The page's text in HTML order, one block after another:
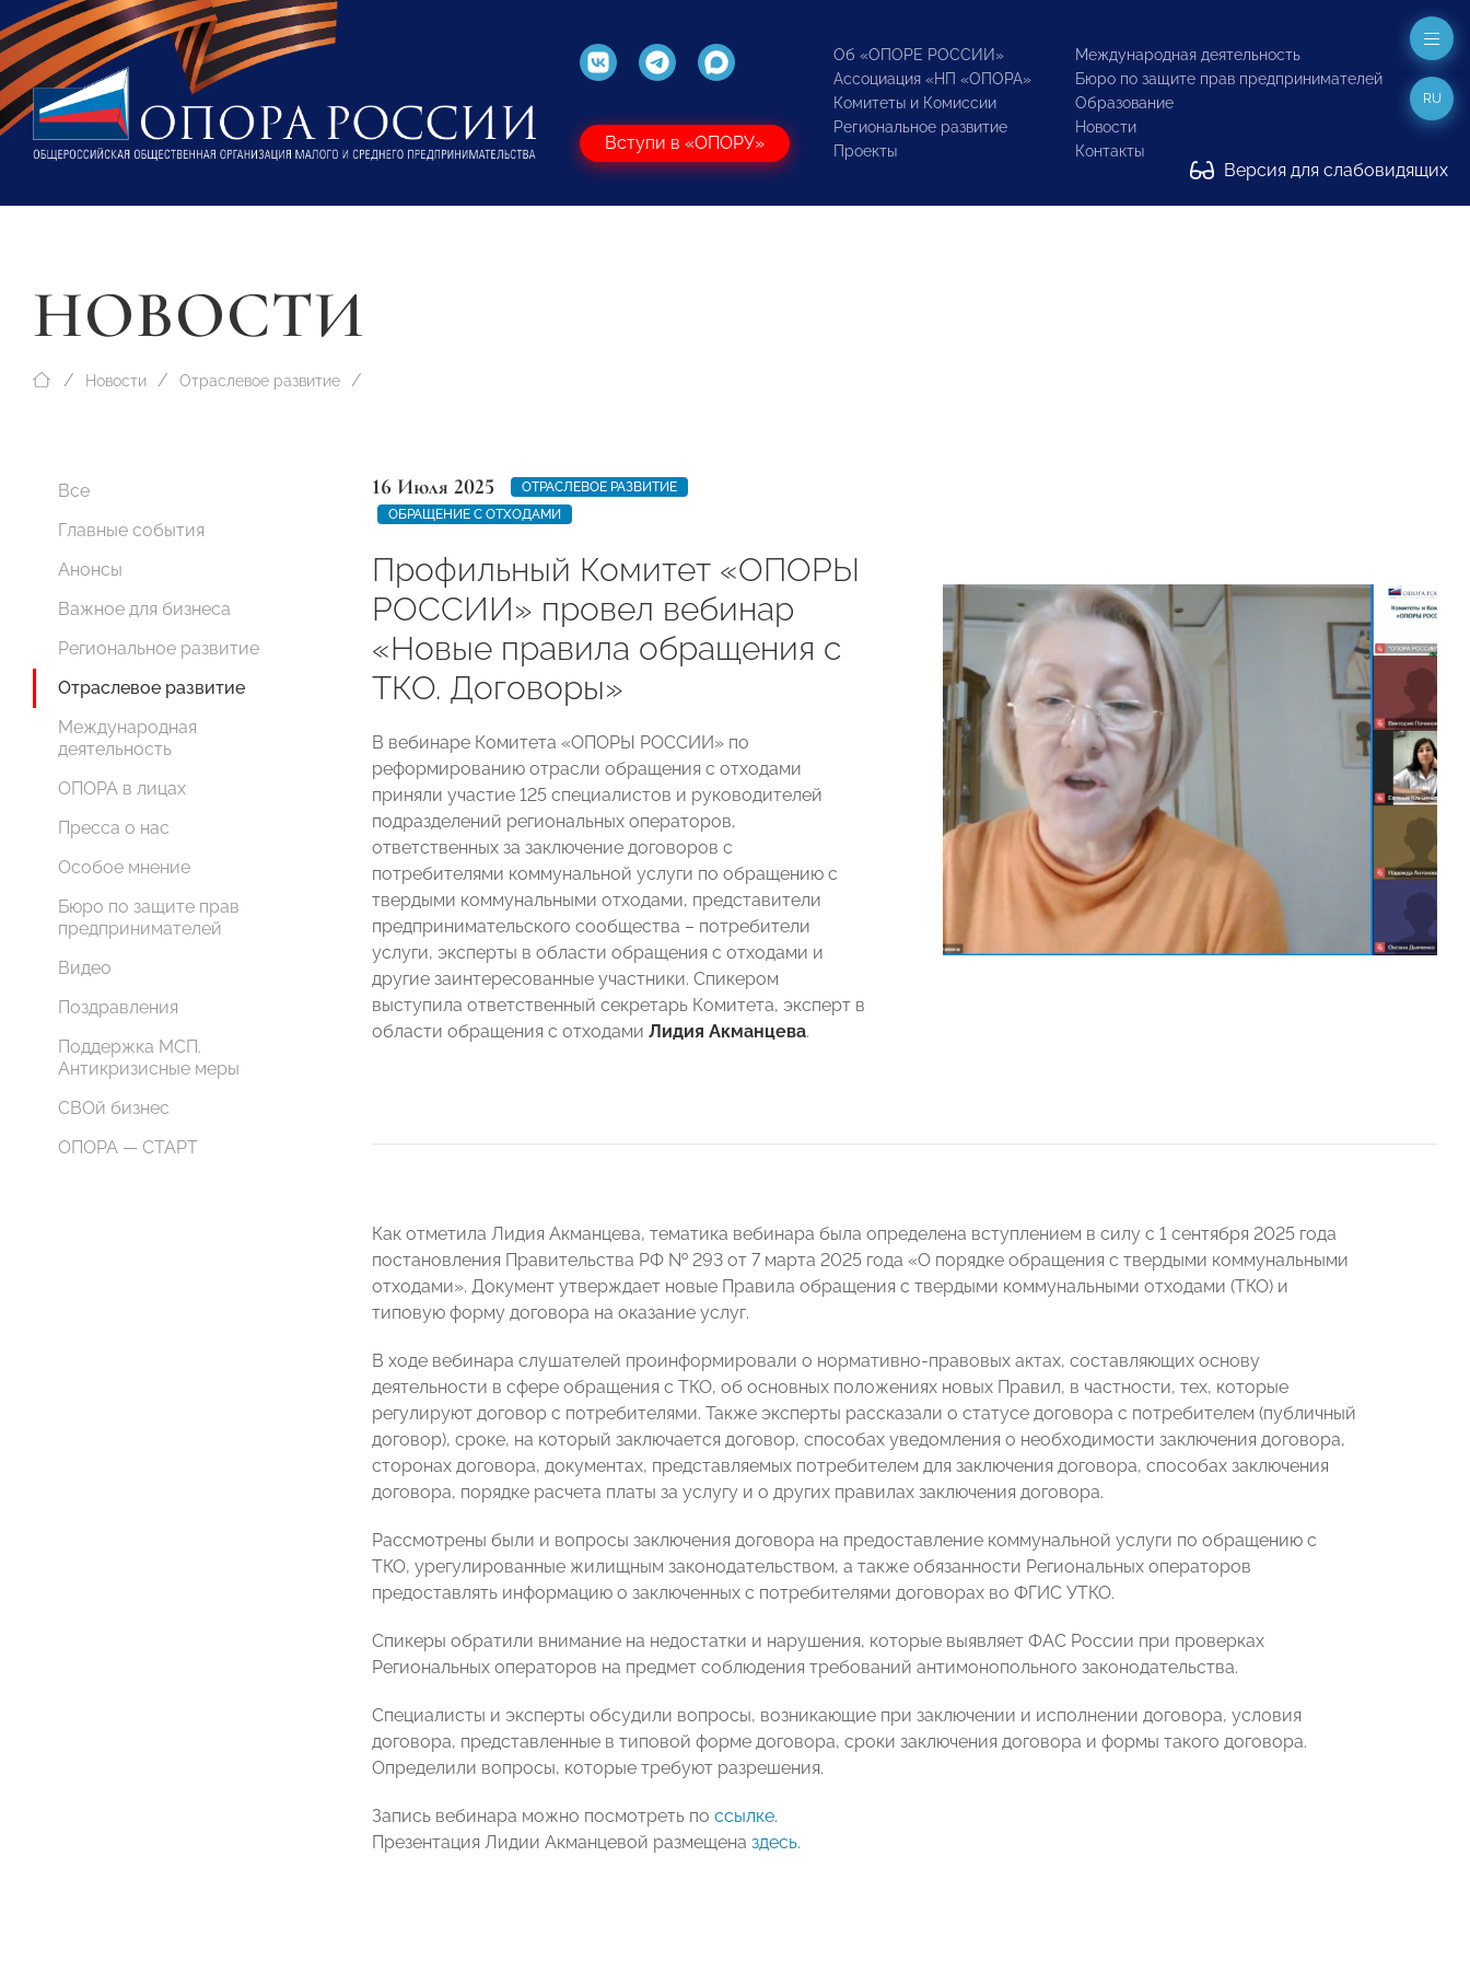
Вступи в «ОПОРУ»
Об «ОПОРЕ РОССИИ»
Ассоциация «НП «ОПОРА»
Комитеты и Комиссии
Региональное развитие
Проекты
Международная деятельность
Бюро по защите прав предпринимателей
Образование
Новости
Контакты
Версия для слабовидящих
RU
НОВОСТИ
Новости Отраслевое развитие
Все
Главные события
Анонсы
Важное для бизнеса
Региональное развитие
Отраслевое развитие
Международная
деятельность
ОПОРА в лицах
Пресса о нас
Особое мнение
Бюро по защите прав
предпринимателей
Видео
Поздравления
Поддержка МСП.
Антикризисные меры
СВОй бизнес
ОПОРА — СТАРТ
16 Июля 2025
ОТРАСЛЕВОЕ РАЗВИТИЕ
ОБРАЩЕНИЕ С ОТХОДАМИ
Профильный Комитет «ОПОРЫ
РОССИИ» провел вебинар
«Новые правила обращения с
ТКО. Договоры»
В вебинаре Комитета «ОПОРЫ РОССИИ» по
реформированию отрасли обращения с отходами
приняли участие 125 специалистов и руководителей
подразделений региональных операторов,
ответственных за заключение договоров с
потребителями коммунальной услуги по обращению с
твердыми коммунальными отходами, представители
предпринимательского сообщества – потребители
услуги, эксперты в области обращения с отходами и
другие заинтересованные участники. Спикером
выступила ответственный секретарь Комитета, эксперт в
области обращения с отходами Лидия Акманцева.
Как отметила Лидия Акманцева, тематика вебинара была определена вступлением в силу с 1 сентября 2025 года
постановления Правительства РФ № 293 от 7 марта 2025 года «О порядке обращения с твердыми коммунальными
отходами». Документ утверждает новые Правила обращения с твердыми коммунальными отходами (ТКО) и
типовую форму договора на оказание услуг.
В ходе вебинара слушателей проинформировали о нормативно-правовых актах, составляющих основу
деятельности в сфере обращения с ТКО, об основных положениях новых Правил, в частности, тех, которые
регулируют договор с потребителями. Также эксперты рассказали о статусе договора с потребителем (публичный
договор), сроке, на который заключается договор, способах уведомления о необходимости заключения договора,
сторонах договора, документах, представляемых потребителем для заключения договора, способах заключения
договора, порядке расчета платы за услугу и о других правилах заключения договора.
Рассмотрены были и вопросы заключения договора на предоставление коммунальной услуги по обращению с
ТКО, урегулированные жилищным законодательством, а также обязанности Региональных операторов
предоставлять информацию о заключенных с потребителями договорах во ФГИС УТКО.
Спикеры обратили внимание на недостатки и нарушения, которые выявляет ФАС России при проверках
Региональных операторов на предмет соблюдения требований антимонопольного законодательства.
Специалисты и эксперты обсудили вопросы, возникающие при заключении и исполнении договора, условия
договора, представленные в типовой форме договора, сроки заключения договора и формы такого договора.
Определили вопросы, которые требуют разрешения.
Запись вебинара можно посмотреть по ссылке.
Презентация Лидии Акманцевой размещена здесь.